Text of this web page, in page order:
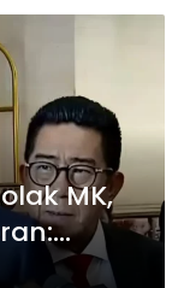
MK,